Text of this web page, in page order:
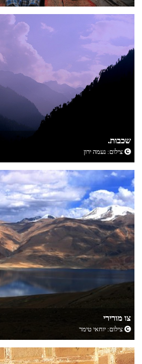
שכבות.
צילום: נעמה ירון
צו מורירי
צילום: יוחאי טימר